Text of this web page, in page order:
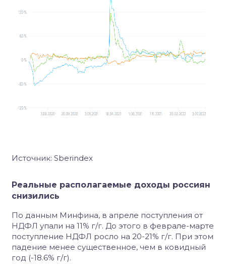
Источник: Sberindex
Реальные располагаемые доходы россиян
снизились
По данным Минфина, в апреле поступления от
НДФЛ упали на 11% г/г. До этого в феврале-марте
поступление НДФЛ росло на 20-21% г/г. При этом
падение менее существенное, чем в ковидный
год (-18.6% г/г).